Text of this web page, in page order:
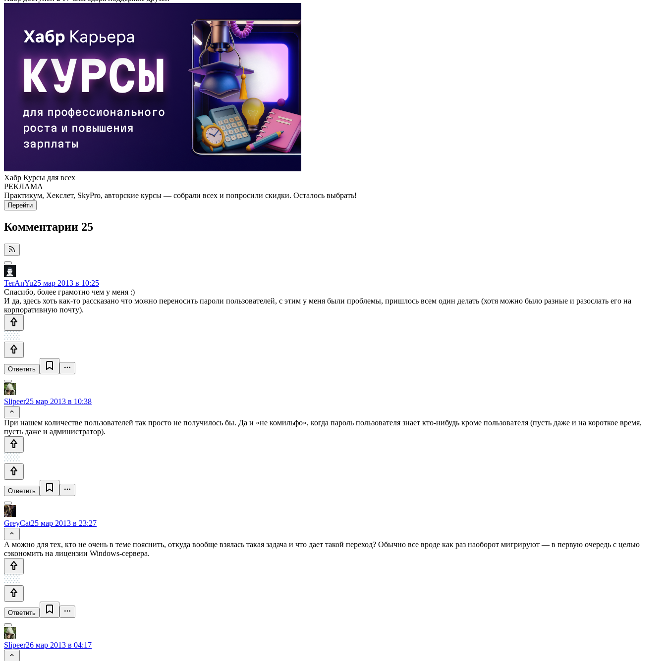
Хабр Курсы для всех
РЕКЛАМА
Практикум, Хекслет, SkyPro, авторские курсы — собрали всех и попросили скидки. Осталось выбрать!
Перейти
Комментарии 25
TerAnYu25 мар 2013 в 10:25
Спасибо, более грамотно чем у меня :)
И да, здесь хоть как-то рассказано что можно переносить пароли пользователей, с этим у меня были проблемы, пришлось всем один делать (хотя можно было разные и разослать его на
корпоративную почту).
Ответить
Slipeer25 мар 2013 в 10:38
При нашем количестве пользователей так просто не получилось бы. Да и «не комильфо», когда пароль пользователя знает кто-нибудь кроме пользователя (пусть даже и на короткое время,
пусть даже и администратор).
Ответить
GreyCat25 мар 2013 в 23:27
А можно для тех, кто не очень в теме пояснить, откуда вообще взялась такая задача и что дает такой переход? Обычно все вроде как раз наоборот мигрируют — в первую очередь с целью
сэкономить на лицензии Windows-сервера.
Ответить
Slipeer26 мар 2013 в 04:17